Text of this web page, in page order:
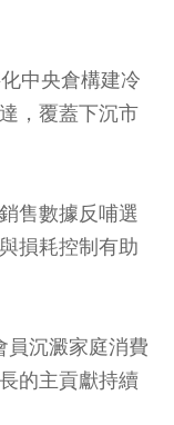
中央倉構建冷
，覆蓋下沉市
售數據反哺選
損耗控制有助
員沉澱家庭消費
的主貢獻持續